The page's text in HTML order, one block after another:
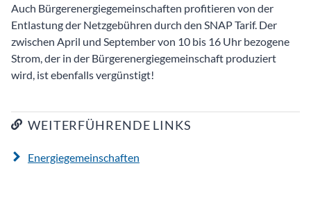
Auch Bürgerenergiegemeinschaften profitieren von der
Entlastung der Netzgebühren durch den SNAP Tarif. Der
zwischen April und September von 10 bis 16 Uhr bezogene
Strom, der in der Bürgerenergiegemeinschaft produziert
wird, ist ebenfalls vergünstigt!
WEITERFÜHRENDE LINKS
Energiegemeinschaften